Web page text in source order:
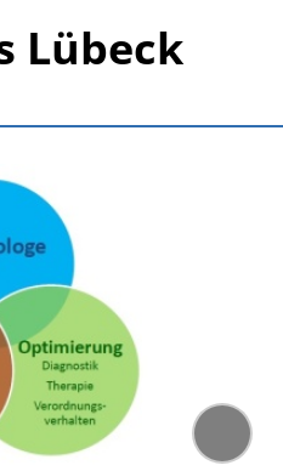
Lübeck